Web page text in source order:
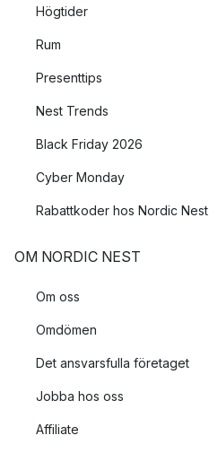
Högtider
Rum
Presenttips
Nest Trends
Black Friday 2026
Cyber Monday
Rabattkoder hos Nordic Nest
OM NORDIC NEST
Om oss
Omdömen
Det ansvarsfulla företaget
Jobba hos oss
Affiliate